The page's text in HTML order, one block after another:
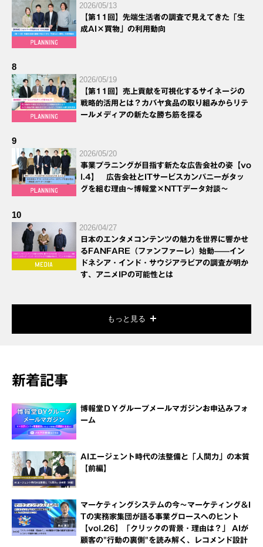
2026/05/13
【第11回】先端生活者の調査で見えてきた「生
成AI×買物」の利用動向
8
2026/05/19
【第11回】売上貢献を可視化するサイネージの
戦略的活用とは？カバヤ食品の取り組みからリテ
ールメディアの新たな勝ち筋を探る
9
2026/05/20
事業プラニングが目指す新たな広告会社の姿【vo
l.4】 広告会社とITサービスカンパニーがタッ
グを組む理由～博報堂×NTTデータ対談～
10
2026/04/27
日本のエンタメコンテンツの魅力を世界に響かせ
るFANFARE（ファンファーレ）始動——イン
ドネシア・インド・サウジアラビアの調査が明か
す、アニメIPの可能性とは
もっと見る
新着記事
博報堂ＤＹグループメールマガジンお申込みフォ
ーム
AIエージェント時代の法整備と「人間力」の本質
【前編】
マーケティングシステムの今～マーケティング＆I
Tの実務家集団が語る事業グロースへのヒント
【vol.26】「クリックの背景・理由は？」 AIが
顧客の"行動の裏側"を読み解く、レコメンド設計